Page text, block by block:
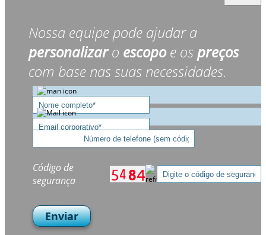
Nossa equipe pode ajudar a
personalizaro escopoe ospreços
com base nas suas necessidades.
Código de
segurança
Enviar